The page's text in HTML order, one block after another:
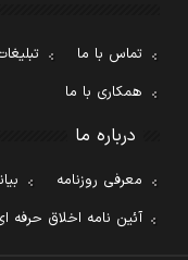
تماس با ما
همکاری با ما
درباره ما
معرفی روزنامه
آئین نامه اخلاق حرفه